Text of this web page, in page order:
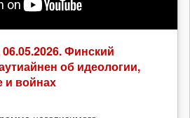
Финский
об идеологии,
и войнах